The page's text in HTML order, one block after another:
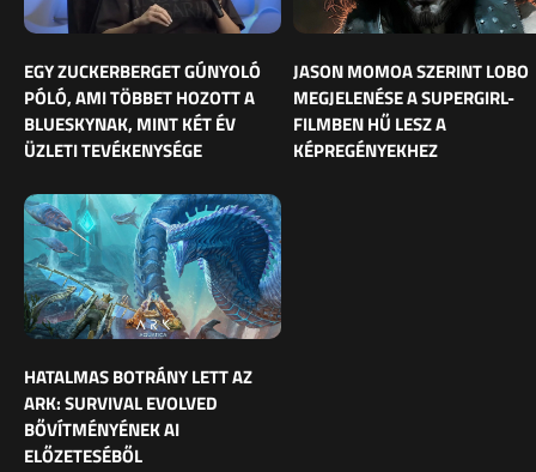
EGY ZUCKERBERGET GÚNYOLÓ
PÓLÓ, AMI TÖBBET HOZOTT A
BLUESKYNAK, MINT KÉT ÉV
ÜZLETI TEVÉKENYSÉGE
JASON MOMOA SZERINT LOBO
MEGJELENÉSE A SUPERGIRL-
FILMBEN HŰ LESZ A
KÉPREGÉNYEKHEZ
HATALMAS BOTRÁNY LETT AZ
ARK: SURVIVAL EVOLVED
BŐVÍTMÉNYÉNEK AI
ELŐZETESÉBŐL